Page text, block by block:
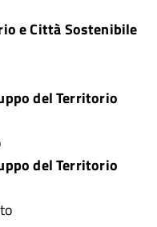
e Città Sostenibile
del Territorio
del Territorio